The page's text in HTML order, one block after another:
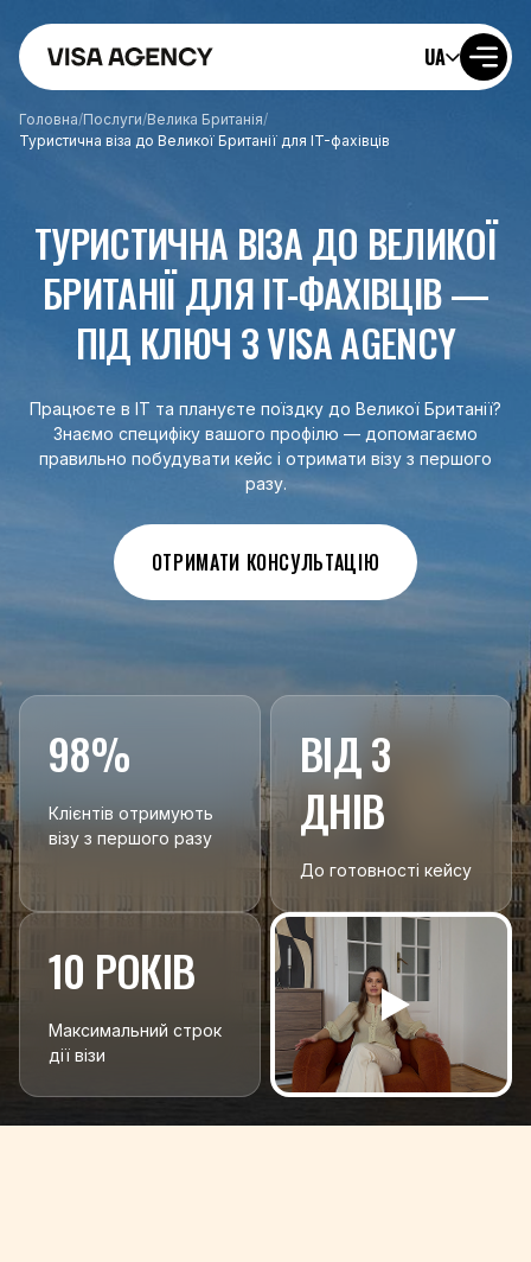
UA
Головна/Послуги/Велика Британія/
Туристична віза до Великої Британії для IT-фахівців
ТУРИСТИЧНА ВІЗА ДО ВЕЛИКОЇ
БРИТАНІЇ ДЛЯ IT-ФАХІВЦІВ —
ПІД КЛЮЧ З VISA AGENCY
Працюєте в IT та плануєте поїздку до Великої Британії?
Знаємо специфіку вашого профілю — допомагаємо
правильно побудувати кейс і отримати візу з першого
разу.
ОТРИМАТИ КОНСУЛЬТАЦІЮ
98%
Клієнтів отримують
візу з першого разу
ВІД 3
ДНІВ
До готовності кейсу
10 РОКІВ
Максимальний строк
дії візи